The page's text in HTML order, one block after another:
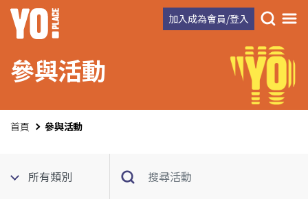
加入成為會員/登入
參與活動
首頁 參與活動